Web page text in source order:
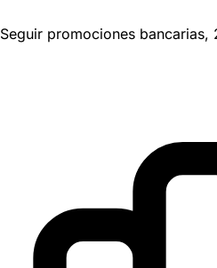
Seguir promociones bancarias,